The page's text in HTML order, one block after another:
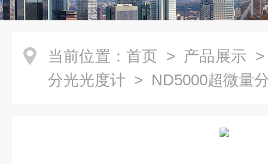
当前位置： 首页 > 产品展示
分光光度计 > ND5000超微量